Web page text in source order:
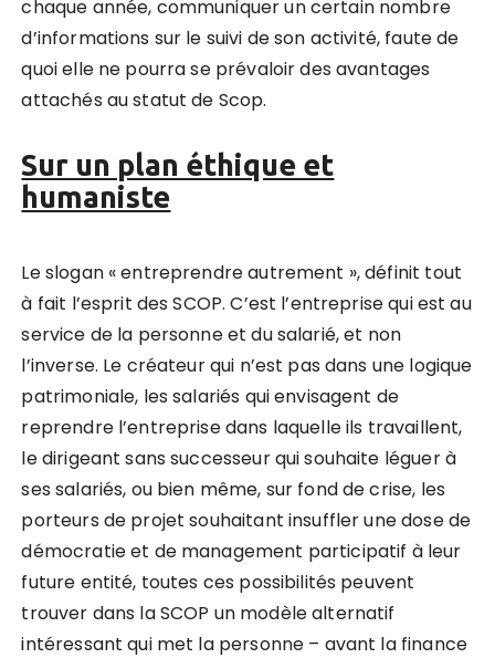
chaque année, communiquer un certain nombre
d’informations sur le suivi de son activité, faute de
quoi elle ne pourra se prévaloir des avantages
attachés au statut de Scop.
Sur un plan éthique et
humaniste
Le slogan « entreprendre autrement », définit tout
à fait l’esprit des SCOP. C’est l’entreprise qui est au
service de la personne et du salarié, et non
l’inverse. Le créateur qui n’est pas dans une logique
patrimoniale, les salariés qui envisagent de
reprendre l’entreprise dans laquelle ils travaillent,
le dirigeant sans successeur qui souhaite léguer à
ses salariés, ou bien même, sur fond de crise, les
porteurs de projet souhaitant insuffler une dose de
démocratie et de management participatif à leur
future entité, toutes ces possibilités peuvent
trouver dans la SCOP un modèle alternatif
intéressant qui met la personne – avant la finance